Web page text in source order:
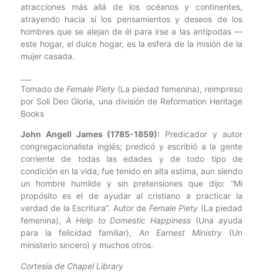
atracciones más allá de los océanos y continentes,
atrayendo hacia sí los pensamientos y deseos de los
hombres que se alejan de él para irse a las antípodas —
este hogar, el dulce hogar, es la esfera de la misión de la
mujer casada.
Tomado de Female Piety (La piedad femenina), reimpreso
por Soli Deo Gloria, una división de Reformation Heritage
Books
John Angell James (1785-1859): Predicador y autor
congregacionalista inglés; predicó y escribió a la gente
corriente de todas las edades y de todo tipo de
condición en la vida; fue tenido en alta estima, aun siendo
un hombre humilde y sin pretensiones que dijo: “Mi
propósito es el de ayudar al cristiano a practicar la
verdad de la Escritura”. Autor de Female Piety (La piedad
femenina), A Help to Domestic Happiness (Una ayuda
para la felicidad familiar), An Earnest Ministry(Un
ministerio sincero) y muchos otros.
Cortesía de Chapel Library